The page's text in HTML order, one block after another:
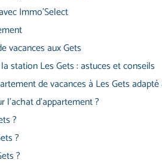
Immo’Select
vacances aux Gets
station Les Gets : astuces et conseils
de vacances à Les Gets
d’appartement ?
?
?
?